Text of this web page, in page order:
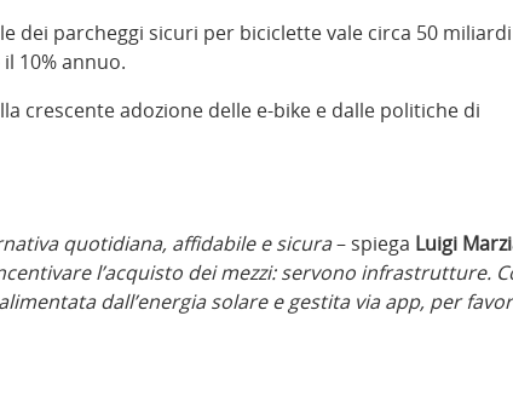
dei parcheggi sicuri per biciclette vale circa 50
10% annuo.
crescente adozione delle e-bike e dalle politiche di
quotidiana, affidabile e sicura– spiega Luigi
l’acquisto dei mezzi: servono infrastrutture.
dall’energia solare e gestita via app, per